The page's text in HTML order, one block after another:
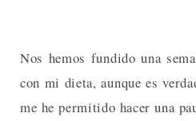
Nos hemos fundido una
con mi dieta, aunque es
me he permitido hacer una